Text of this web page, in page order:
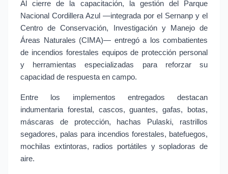
Al cierre de la capacitación, la gestión del Parque
Nacional Cordillera Azul —integrada por el Sernanp y el
Centro de Conservación, Investigación y Manejo de
Áreas Naturales (CIMA)— entregó a los combatientes
de incendios forestales equipos de protección personal
y herramientas especializadas para reforzar su
capacidad de respuesta en campo.
Entre los implementos entregados destacan
indumentaria forestal, cascos, guantes, gafas, botas,
máscaras de protección, hachas Pulaski, rastrillos
segadores, palas para incendios forestales, batefuegos,
mochilas extintoras, radios portátiles y sopladoras de
aire.